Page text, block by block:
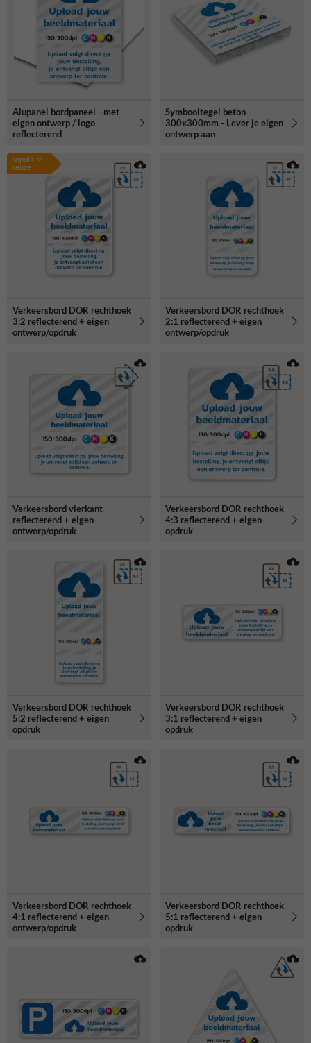
meer informatie of hulp bij het maken van de juiste keuze.
Alupanel bordpaneel - met
eigen ontwerp / logo
reflecterend
Symbooltegel beton
300x300mm - Lever je eigen
ontwerp aan
populaire
keuze
Verkeersbord DOR rechthoek
3:2 reflecterend + eigen
ontwerp/opdruk
Verkeersbord DOR rechthoek
2:1 reflecterend + eigen
ontwerp/opdruk
Verkeersbord vierkant
reflecterend + eigen
ontwerp/opdruk
Verkeersbord DOR rechthoek
4:3 reflecterend + eigen
opdruk
Verkeersbord DOR rechthoek
5:2 reflecterend + eigen
opdruk
Verkeersbord DOR rechthoek
3:1 reflecterend + eigen
opdruk
Verkeersbord DOR rechthoek
4:1 reflecterend + eigen
ontwerp/opdruk
Verkeersbord DOR rechthoek
5:1 reflecterend + eigen
opdruk